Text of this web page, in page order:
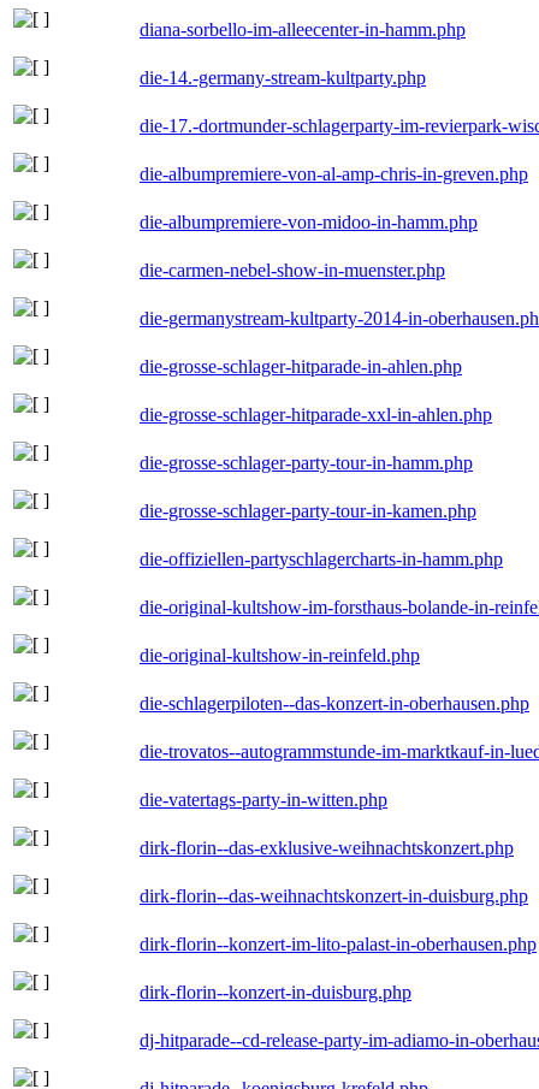
diana-sorbello-im-alleecenter-in-hamm.php
die-14.-germany-stream-kultparty.php
die-17.-dortmunder-schlagerparty-im-revierpark-
die-albumpremiere-von-al-amp-chris-in-greven.php
die-albumpremiere-von-midoo-in-hamm.php
die-carmen-nebel-show-in-muenster.php
die-germanystream-kultparty-2014-in-
die-grosse-schlager-hitparade-in-ahlen.php
die-grosse-schlager-hitparade-xxl-in-ahlen.php
die-grosse-schlager-party-tour-in-hamm.php
die-grosse-schlager-party-tour-in-kamen.php
die-offiziellen-partyschlagercharts-in-hamm.php
die-original-kultshow-im-forsthaus-bolande-in-
die-original-kultshow-in-reinfeld.php
die-schlagerpiloten--das-konzert-in-oberhausen.php
die-trovatos--autogrammstunde-im-marktkauf-in-
die-vatertags-party-in-witten.php
dirk-florin--das-exklusive-weihnachtskonzert.php
dirk-florin--das-weihnachtskonzert-in-duisburg.php
dirk-florin--konzert-im-lito-palast-in-oberhausen.php
dirk-florin--konzert-in-duisburg.php
dj-hitparade--cd-release-party-im-adiamo-in-